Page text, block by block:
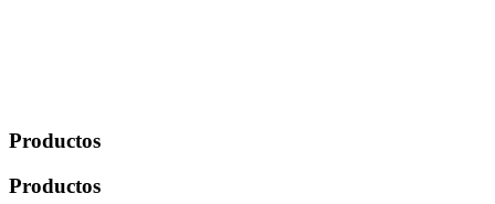
Productos
Productos